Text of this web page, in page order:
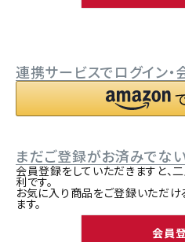
連携サービスでログイン・
まだご登録がお済みでな
会員登録をしていただきますと、
利です。
お気に入り商品をご登録いただ
ます。
会員